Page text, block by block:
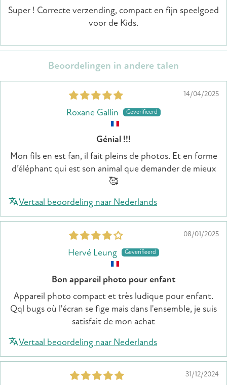
Super ! Correcte verzending, compact en fijn speelgoed
voor de Kids.
Beoordelingen in andere talen
14/04/2025
Roxane Gallin
Génial !!!
Mon fils en est fan, il fait pleins de photos. Et en forme
d’éléphant qui est son animal que demander de mieux
🥰
Vertaal beoordeling naar Nederlands
08/01/2025
Hervé Leung
Bon appareil photo pour enfant
Appareil photo compact et très ludique pour enfant.
Qql bugs où l'écran se fige mais dans l'ensemble, je suis
satisfait de mon achat
Vertaal beoordeling naar Nederlands
31/12/2024